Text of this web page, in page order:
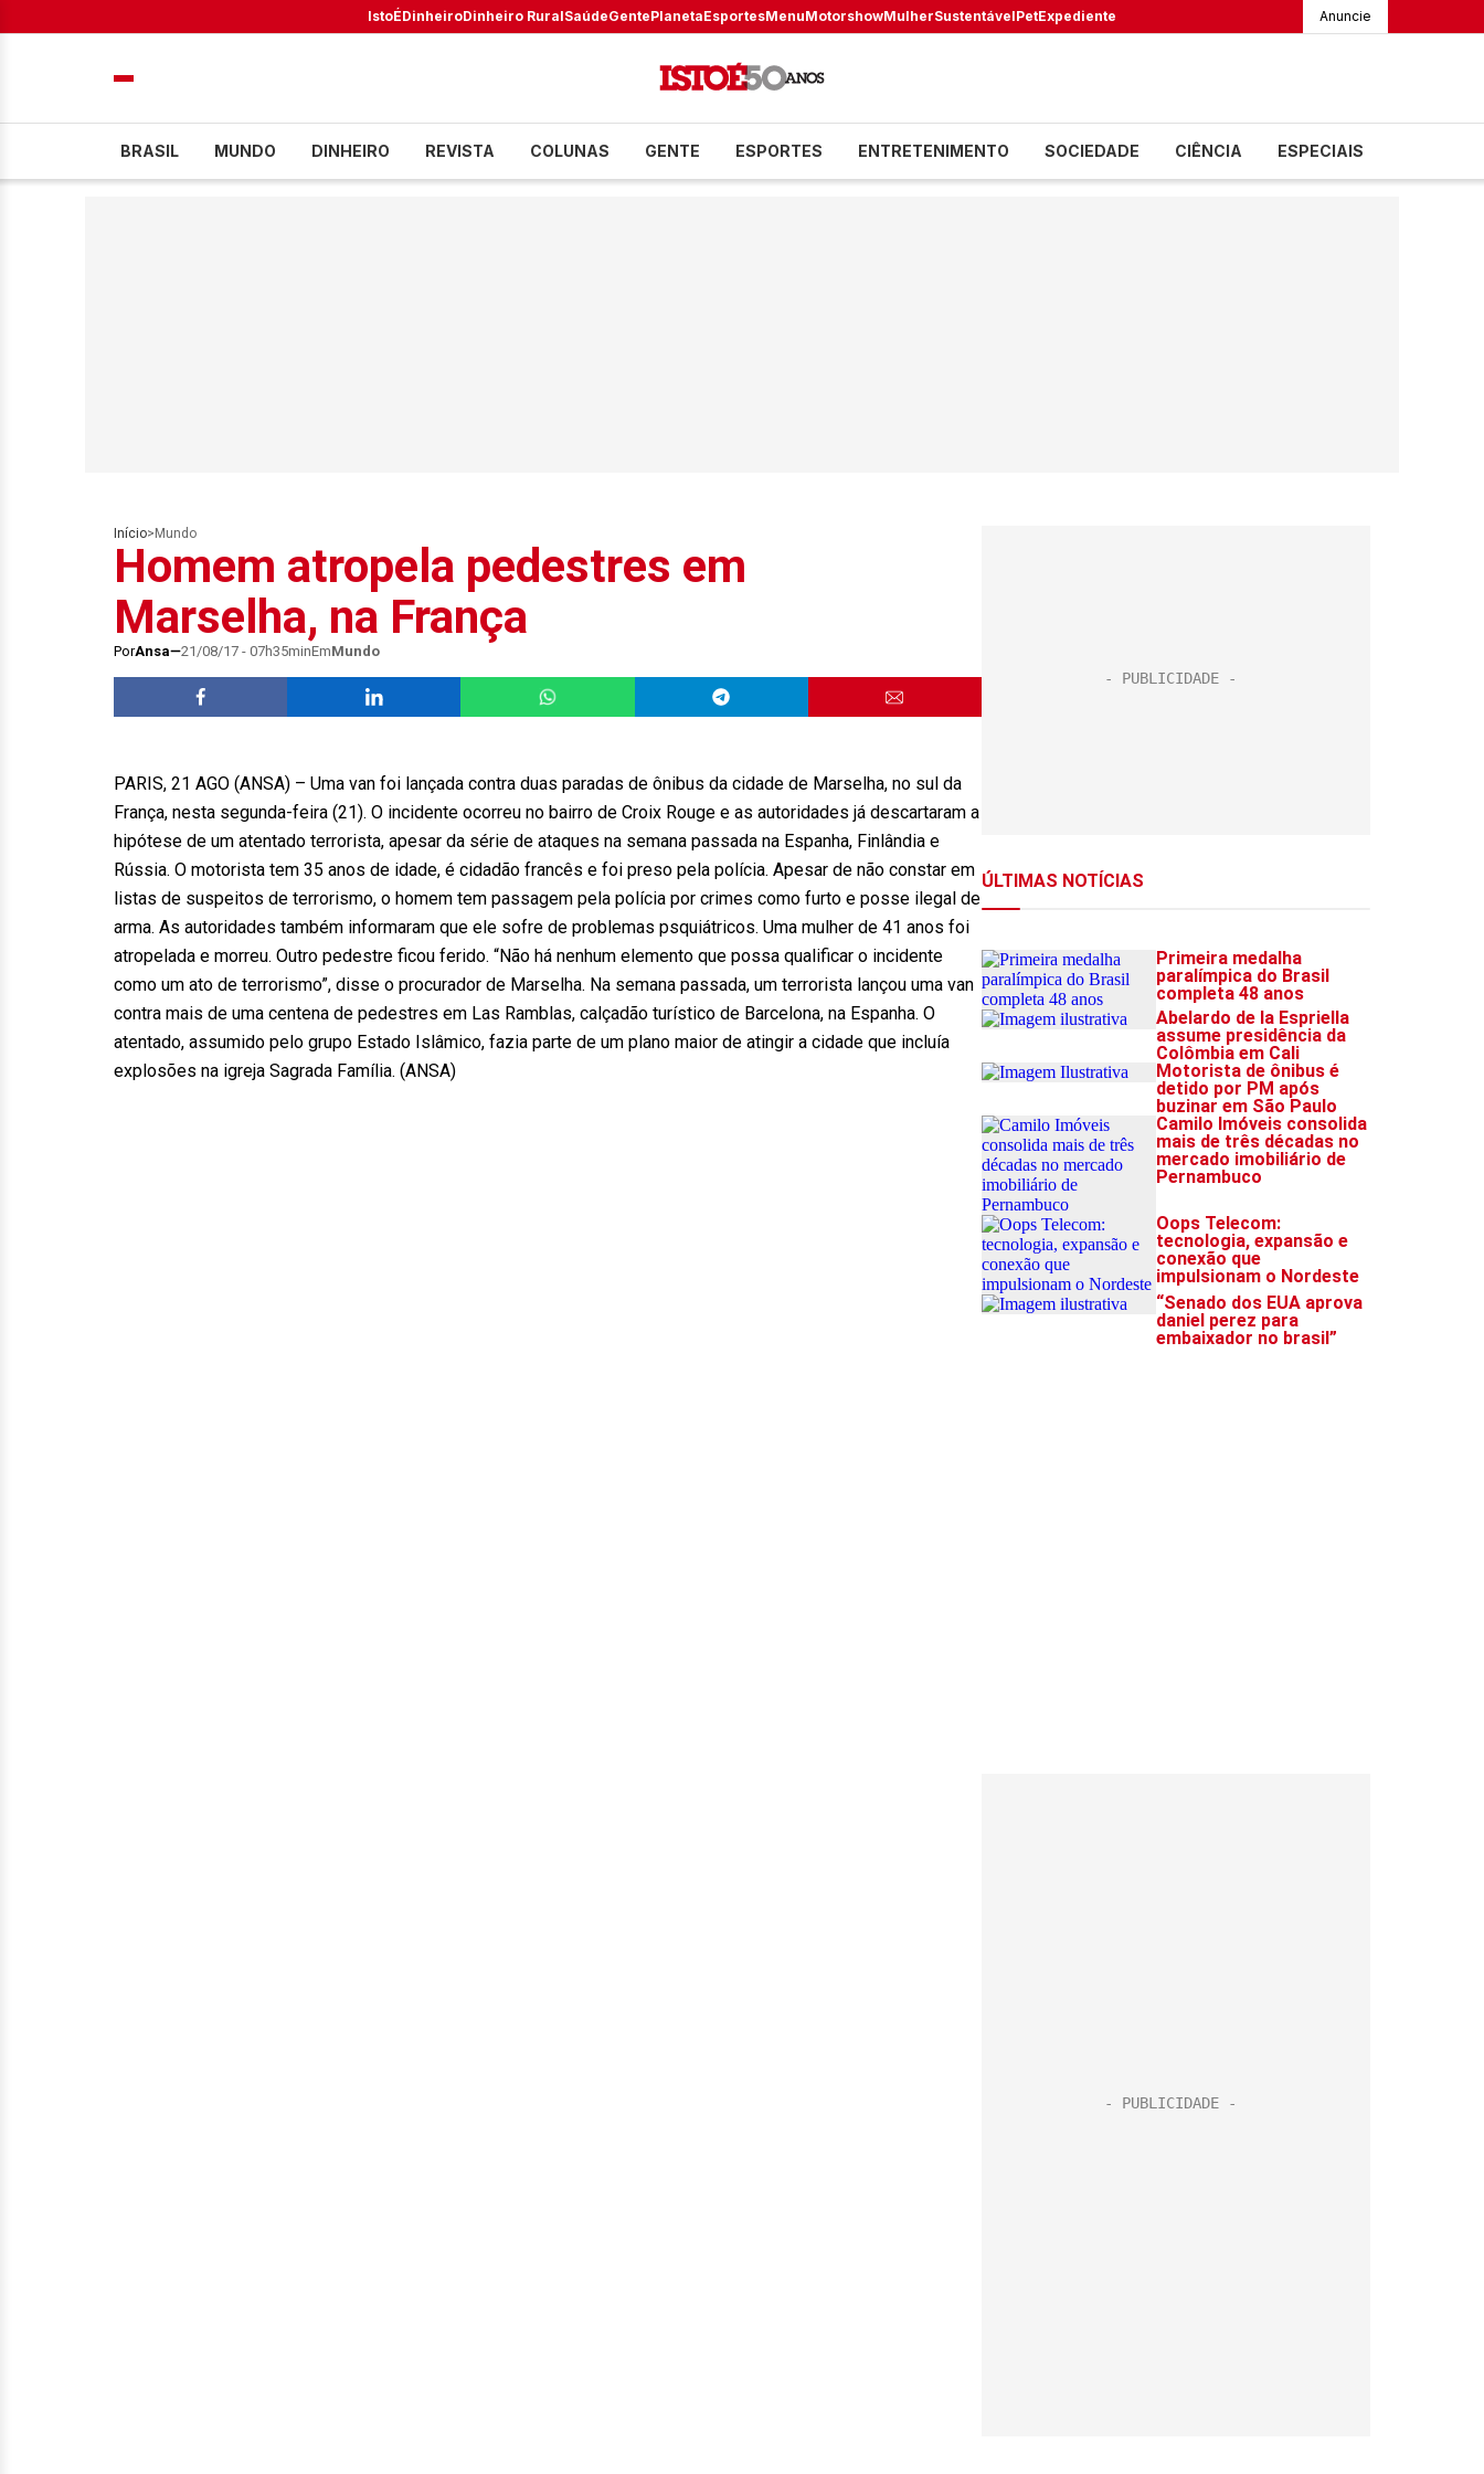
IstoÉDinheiroDinheiro RuralSaúdeGentePlanetaEsportesMenuMotorshowMulherSustentávelPetExpediente Anuncie
BRASIL MUNDO DINHEIRO REVISTA COLUNAS GENTE ESPORTES ENTRETENIMENTO SOCIEDADE CIÊNCIA ESPECIAIS
Início> Mundo
Homem atropela pedestres em
Marselha, na França
PorAnsa 21/08/17 - 07h35minEmMundo
PARIS, 21 AGO (ANSA) – Uma van foi lançada contra duas paradas de ônibus da cidade de Marselha, no sul da
França, nesta segunda-feira (21). O incidente ocorreu no bairro de Croix Rouge e as autoridades já descartaram a
hipótese de um atentado terrorista, apesar da série de ataques na semana passada na Espanha, Finlândia e
Rússia. O motorista tem 35 anos de idade, é cidadão francês e foi preso pela polícia. Apesar de não constar em
listas de suspeitos de terrorismo, o homem tem passagem pela polícia por crimes como furto e posse ilegal de
arma. As autoridades também informaram que ele sofre de problemas psquiátricos. Uma mulher de 41 anos foi
atropelada e morreu. Outro pedestre ficou ferido. “Não há nenhum elemento que possa qualificar o incidente
como um ato de terrorismo”, disse o procurador de Marselha. Na semana passada, um terrorista lançou uma van
contra mais de uma centena de pedestres em Las Ramblas, calçadão turístico de Barcelona, na Espanha. O
atentado, assumido pelo grupo Estado Islâmico, fazia parte de um plano maior de atingir a cidade que incluía
explosões na igreja Sagrada Família. (ANSA)